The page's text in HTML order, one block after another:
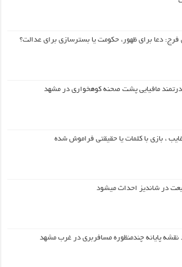
فرج: دعا برای ظهور، حکومت یا بسترسازی برای عدالت؟
مافیایی پشت صحنه کوهخواری در مشهد
، بازی با کلمات یا حقیقتی فراموش شده
در شاندیز احداث میشود
نقشه پایانه چندمنظوره مسافربری در غرب مشهد